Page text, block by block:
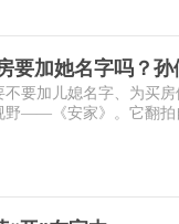
要加她名字吗？
不要加儿媳名字、为买
野——《安家》。它翻拍